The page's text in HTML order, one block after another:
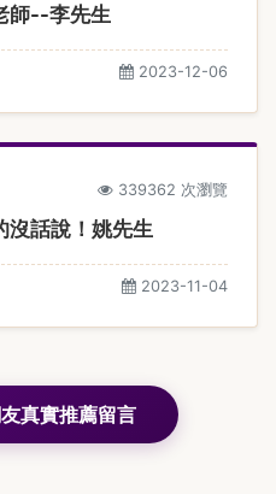
師--李先生
2023-12-06
339362 次瀏覽
沒話說！姚先生
2023-11-04
真實推薦留言